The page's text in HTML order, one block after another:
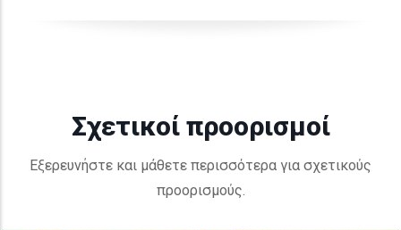
Σχετικοί προορισμοί
Εξερευνήστε και μάθετε περισσότερα για σχετικούς
προορισμούς.